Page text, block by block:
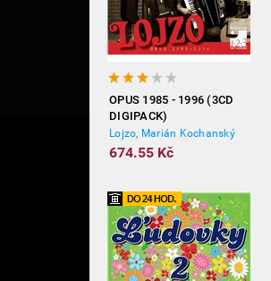
OPUS 1985 - 1996 (3CD
DIGIPACK)
Lojzo, Marián Kochanský
674.55 Kč